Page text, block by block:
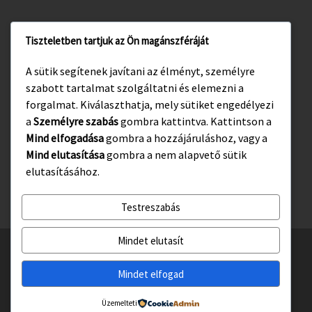
www.visitgyula.com
www.gyulakult.hu
Facebook Instagram
© 2026Gyulasport Nonprofit Kft.– All rights reserved
– Designed with theCustomizr téma haladó beállításai
Tiszteletben tartjuk az Ön magánszféráját
A sütik segítenek javítani az élményt, személyre
szabott tartalmat szolgáltatni és elemezni a
forgalmat. Kiválaszthatja, mely sütiket engedélyezi
a Személyre szabásgombra kattintva. Kattintson a
Mind elfogadásagombra a hozzájáruláshoz, vagy a
Mind elutasításagombra a nem alapvető sütik
elutasításához.
Testreszabás
Mindet elutasít
Mindet elfogad
Üzemelteti